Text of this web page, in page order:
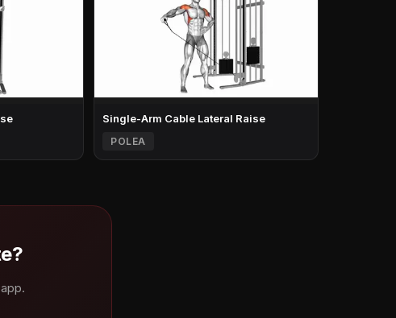
Single-Arm Cable Lateral Raise
POLEA